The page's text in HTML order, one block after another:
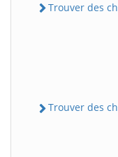
Trouver des
Trouver des